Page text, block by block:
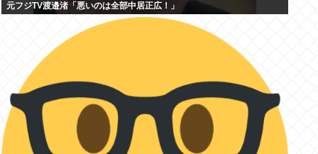
元フジTV渡邉渚「悪いのは全部中居正広！」